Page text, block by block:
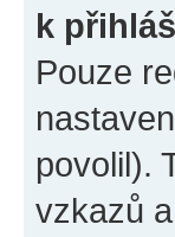
k
Pouze
povolil).
vzkazů